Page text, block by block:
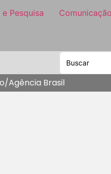
Pesquisa
Agência Brasil